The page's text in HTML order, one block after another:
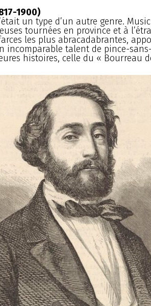
1900)
un type d’un autre genre.
tournées en province et à
les plus abracadabrantes,
incomparable talent de pince-
histoires, celle du « Bourreau